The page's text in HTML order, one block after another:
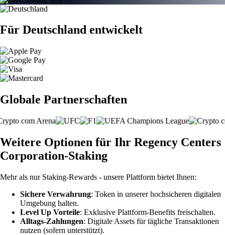
Für Deutschland entwickelt
Globale Partnerschaften
Weitere Optionen für Ihr Regency Centers
Corporation-Staking
Mehr als nur Staking-Rewards - unsere Plattform bietet Ihnen:
Sichere Verwahrung: Token in unserer hochsicheren digitalen
Umgebung halten.
Level Up Vorteile: Exklusive Plattform-Benefits freischalten.
Alltags-Zahlungen: Digitale Assets für tägliche Transaktionen
nutzen (sofern unterstützt).